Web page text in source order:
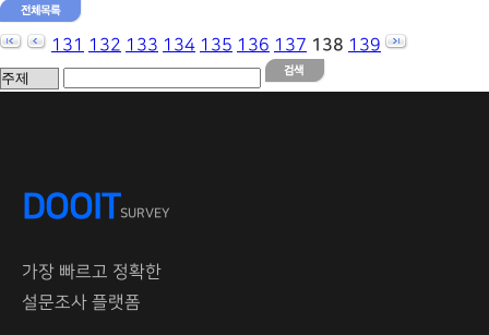
131 132 133 134 135 136 137 138 139
DOOITSURVEY
가장 빠르고 정확한
설문조사 플랫폼